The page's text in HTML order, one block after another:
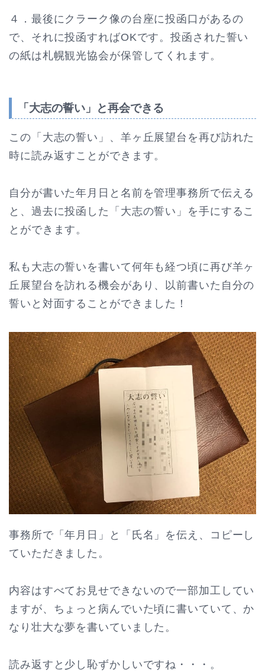
４．最後にクラーク像の台座に投函口があるの
で、それに投函すればOKです。投函された誓い
の紙は札幌観光協会が保管してくれます。
「大志の誓い」と再会できる
この「大志の誓い」、羊ヶ丘展望台を再び訪れた
時に読み返すことができます。
自分が書いた年月日と名前を管理事務所で伝える
と、過去に投函した「大志の誓い」を手にするこ
とができます。
私も大志の誓いを書いて何年も経つ頃に再び羊ヶ
丘展望台を訪れる機会があり、以前書いた自分の
誓いと対面することができました！
事務所で「年月日」と「氏名」を伝え、コピーし
ていただきました。
内容はすべてお見せできないので一部加工してい
ますが、ちょっと病んでいた頃に書いていて、か
なり壮大な夢を書いていました。
読み返すと少し恥ずかしいですね・・・。